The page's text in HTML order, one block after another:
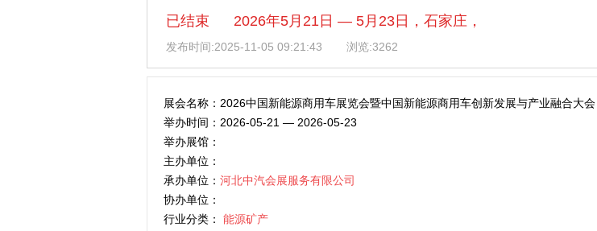
发布时间:2025-11-05 09:21:43 浏览:3262
已结束 2026年5月21日 — 5月23日，石家庄，
展会名称：2026中国新能源商用车展览会暨中国新能源商用车创新发展与产业融合大会
举办时间：2026-05-21 — 2026-05-23
举办展馆：
主办单位：
承办单位： 河北中汽会展服务有限公司
协办单位：
行业分类： 能源矿产